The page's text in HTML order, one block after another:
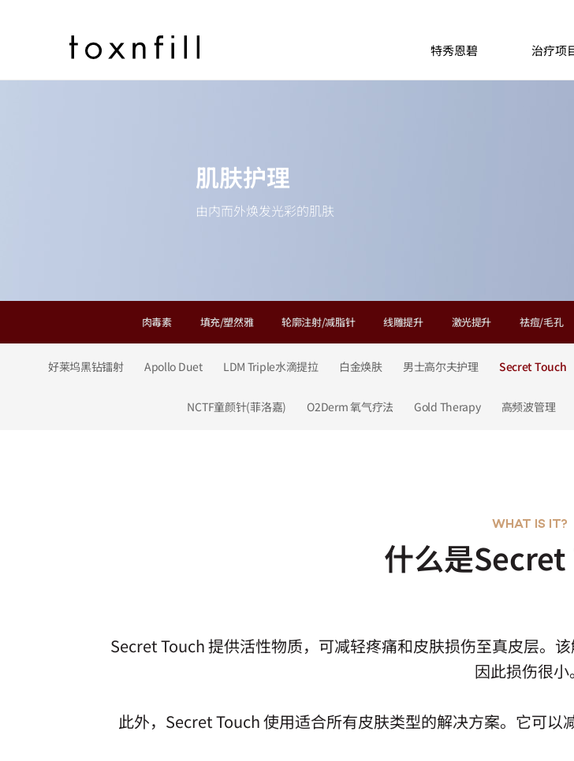
特秀恩碧 治疗项
肌肤护理
由内而外焕发光彩的肌肤
肉毒素 填充/塑然雅 轮廓注射/减脂针 线雕提升 激光提升 祛痘/毛孔
好莱坞黑钻镭射 Apollo Duet LDM Triple水滴提拉 白金焕肤 男士高尔夫护理 Secret Touch
NCTF童颜针(菲洛嘉) O2Derm 氧气疗法 Gold Therapy 高频波管理
什么是
WHAT IS IT?
Secret Touch 提供活性物质，可减轻疼痛和皮肤损伤至真皮层。
因此损伤很小。
此外，Secret Touch 使用适合所有皮肤类型的解决方案。它可以